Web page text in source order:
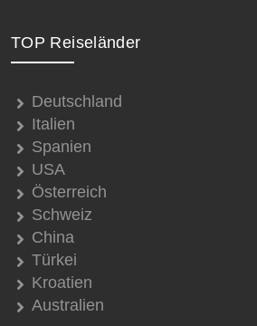
TOP Reiseländer
Deutschland
Italien
Spanien
USA
Österreich
Schweiz
China
Türkei
Kroatien
Australien